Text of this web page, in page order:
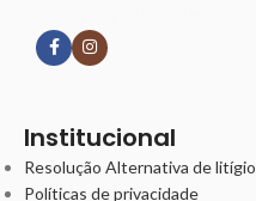
Institucional
Resolução Alternativa de litígio
Políticas de privacidade